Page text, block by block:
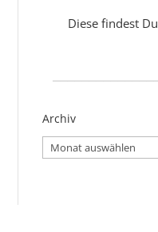
Diese findest Du
Archiv
Archiv